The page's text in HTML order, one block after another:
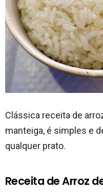
Clássica receita de
manteiga, é simples e
qualquer prato.
Receita de Arroz